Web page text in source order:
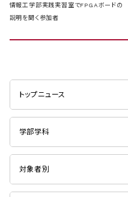
情報工学部実践実習室でFPGAボードの
説明を聞く参加者
トップニュース
学部学科
対象者別